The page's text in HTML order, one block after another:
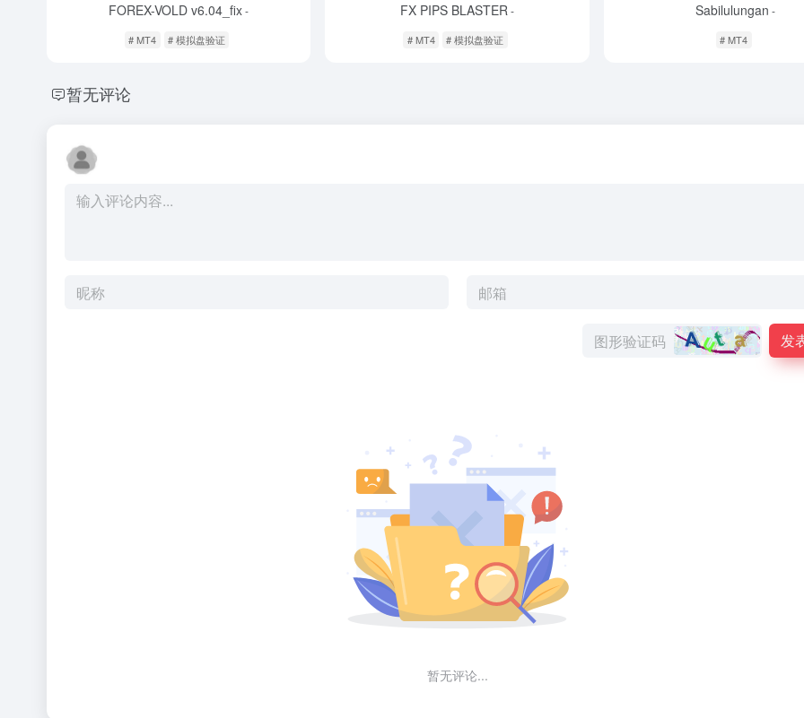
FOREX-VOLD v6.04_fix-
# MT4 # 模拟盘验证
FX PIPS BLASTER-
# MT4 # 模拟盘验证
Sabilulungan -
# MT4
暂无评论
发
暂无评论...